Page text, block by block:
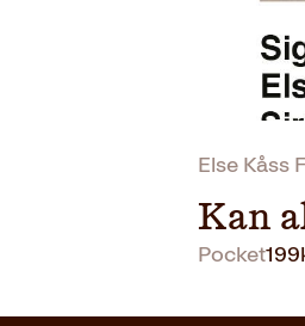
Else Kåss
Kan
Pocket199